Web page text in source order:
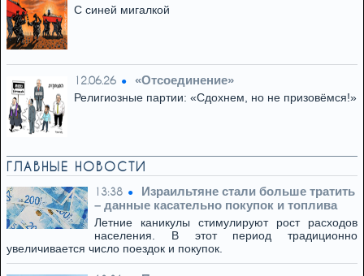
С синей мигалкой
12.06.26 «Отсоединение»
Религиозные партии: «Сдохнем, но не призовёмся!»
ГЛАВНЫЕ НОВОСТИ
13:38
Израильтяне стали больше тратить
– данные касательно покупок и топлива
Летние каникулы стимулируют рост расходов
населения. В этот период традиционно
увеличивается число поездок и покупок.